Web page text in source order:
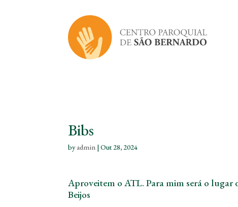
Bibs
byadmin |Out 28, 2024
Aproveitem o ATL. Para mim será o lugar
Beijos